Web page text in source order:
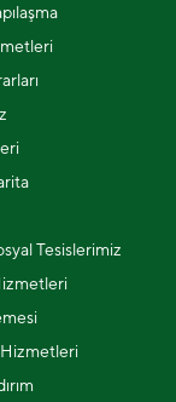
Tesislerimiz